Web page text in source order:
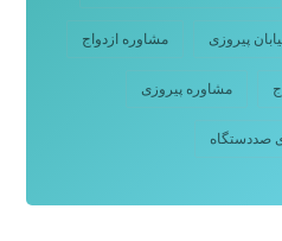
پیروزی مشاوره ازدواج
مشاوره پیروزی
صددستگاه